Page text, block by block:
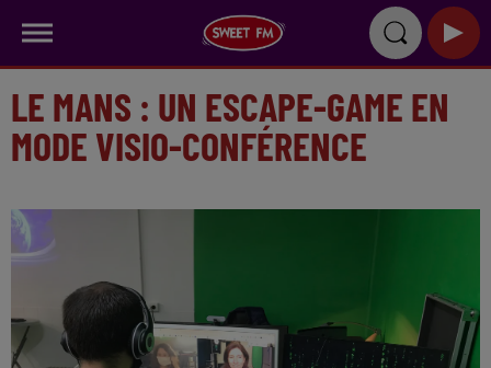
LE MANS : UN ESCAPE-GAME EN
MODE VISIO-CONFÉRENCE